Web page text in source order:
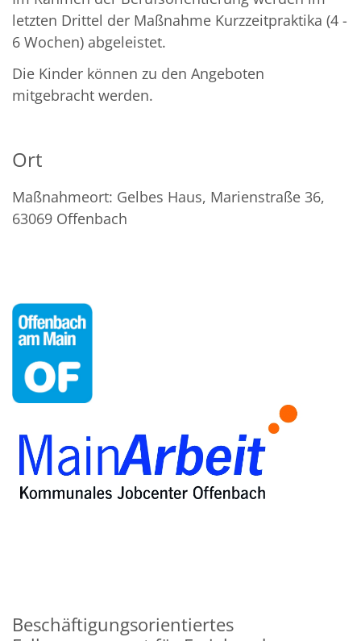
letzten Drittel der Maßnahme Kurzzeitpraktika (4 -
6 Wochen) abgeleistet.
Die Kinder können zu den Angeboten
mitgebracht werden.
Ort
Maßnahmeort: Gelbes Haus, Marienstraße 36,
63069 Offenbach
Beschäftigungsorientiertes